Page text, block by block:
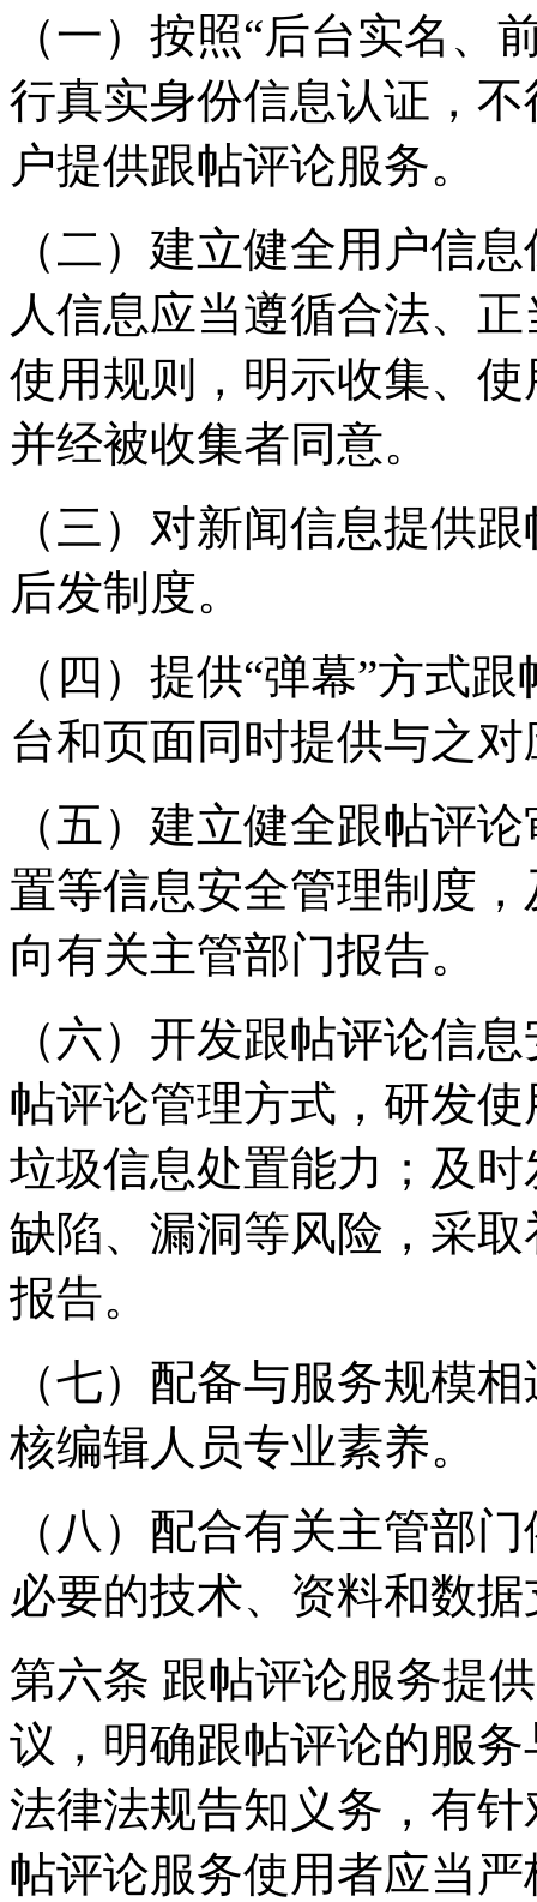
（一）按照“后台实名、
行真实身份信息认证，
户提供跟帖评论服务。
（二）建立健全用户信
人信息应当遵循合法、
使用规则，明示收集、
并经被收集者同意。
（三）对新闻信息提供
后发制度。
（四）提供“弹幕”方式
台和页面同时提供与之
（五）建立健全跟帖评
置等信息安全管理制度
向有关主管部门报告。
（六）开发跟帖评论信
帖评论管理方式，研发
垃圾信息处置能力；及
缺陷、漏洞等风险，采
报告。
（七）配备与服务规模
核编辑人员专业素养。
（八）配合有关主管部
必要的技术、资料和数
第六条 跟帖评论服务提
议，明确跟帖评论的服
法律法规告知义务，有
帖评论服务使用者应当